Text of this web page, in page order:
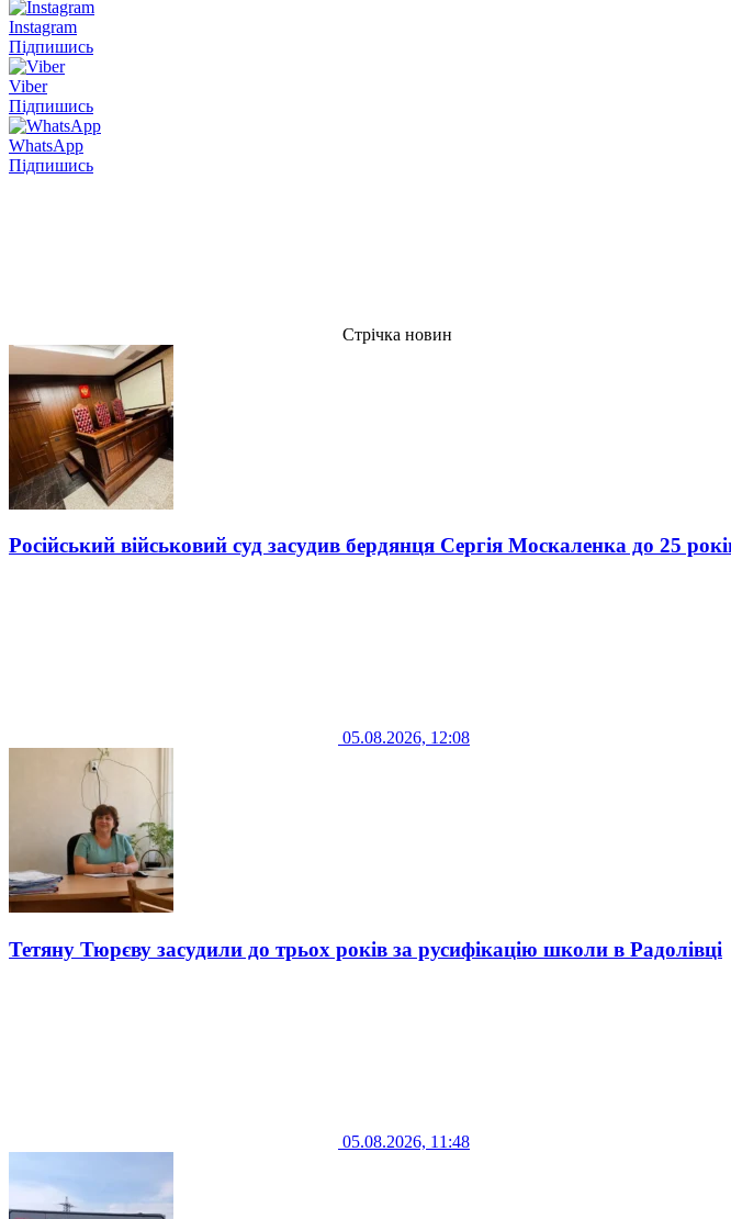
Instagram
Підпишись
Viber
Підпишись
WhatsApp
Підпишись
Стрічка новин
Російський військовий суд засудив бердянця Сергія Москаленка до 25
05.08.2026, 12:08
Тетяну Тюрєву засудили до трьох років за русифікацію школи в Радолівці
05.08.2026, 11:48